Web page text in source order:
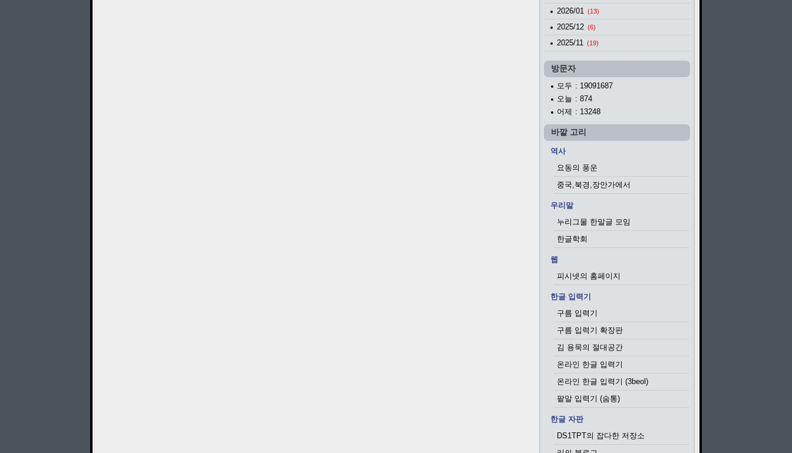
2026/01 (13)
2025/12 (6)
2025/11 (19)
방문자
모두 : 19091687
오늘 : 874
어제 : 13248
바깥 고리
역사
요동의 풍운
중국,북경,장안가에서
우리말
누리그물 한말글 모임
한글학회
웹
피시넷의 홈페이지
한글 입력기
구름 입력기
구름 입력기 확장판
김 용묵의 절대공간
온라인 한글 입력기
온라인 한글 입력기 (3beol)
팥알 입력기 (숨통)
한글 자판
DS1TPT의 잡다한 저장소